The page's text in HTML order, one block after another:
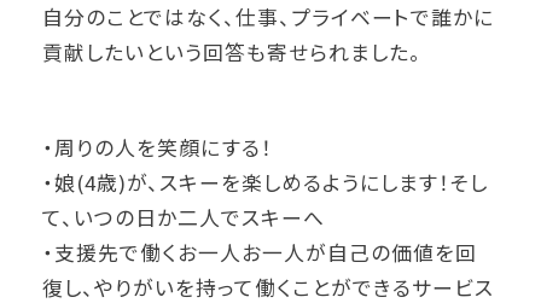
自分のことではなく、仕事、プライベートで誰かに
貢献したいという回答も寄せられました。
・周りの人を笑顔にする！
・娘(4歳)が、スキーを楽しめるようにします！そし
て、いつの日か二人でスキーへ
・支援先で働くお一人お一人が自己の価値を回
復し、やりがいを持って働くことができるサービス